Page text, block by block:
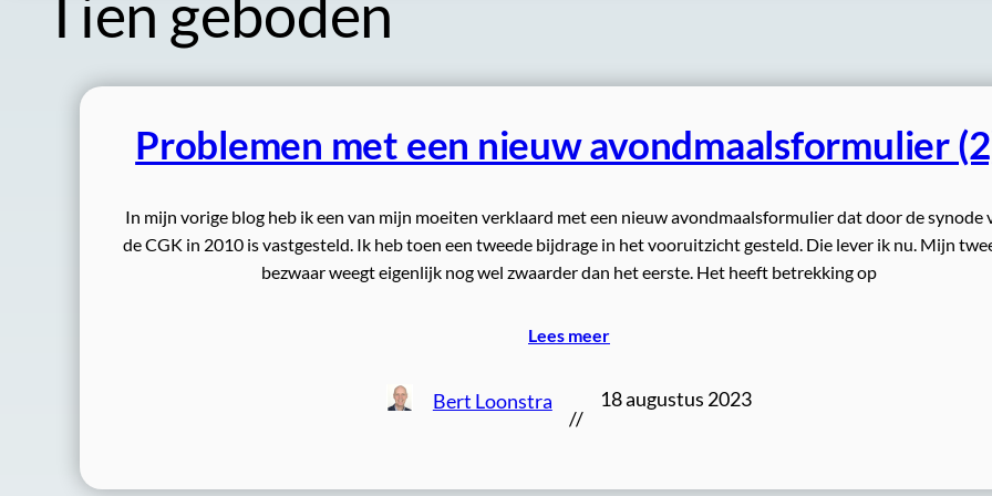
Problemen met een nieuw avondmaalsformulier
In mijn vorige blog heb ik een van mijn moeiten verklaard met een nieuw avondmaalsformulier dat door de synode
de CGK in 2010 is vastgesteld. Ik heb toen een tweede bijdrage in het vooruitzicht gesteld. Die lever ik nu. Mijn
bezwaar weegt eigenlijk nog wel zwaarder dan het eerste. Het heeft betrekking op
Lees meer
Bert Loonstra
//
18 augustus 2023